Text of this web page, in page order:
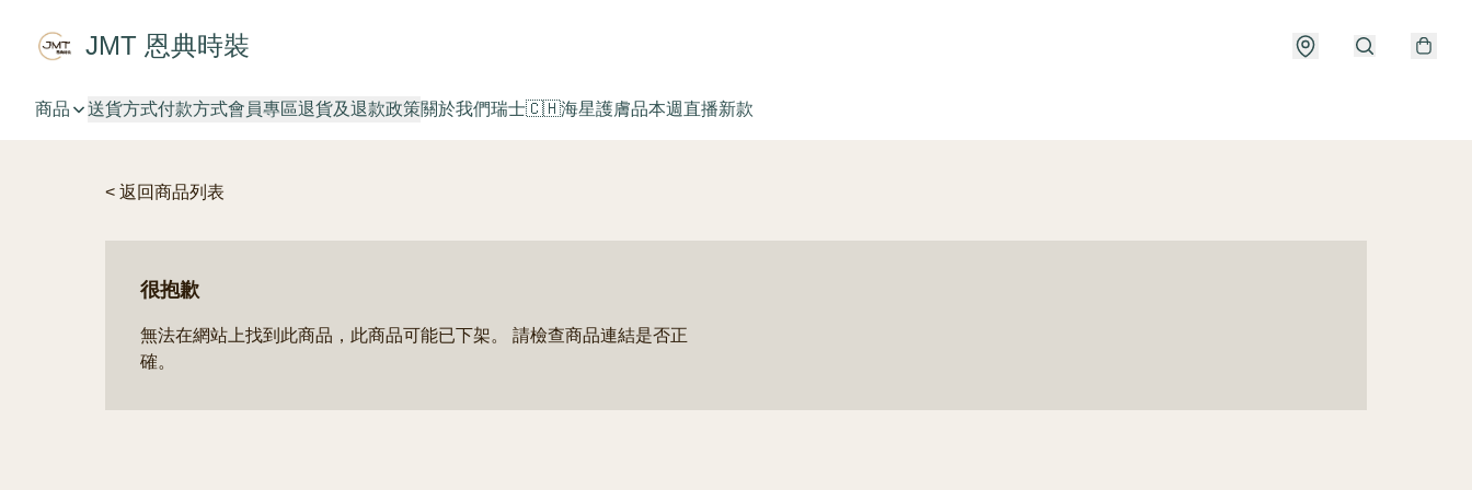
JMT 恩典時裝
商品 送貨方式付款方式會員專區退貨及退款政策關於我們瑞士🇨🇭海星護膚品本週直播新款
< 返回商品列表
很抱歉
無法在網站上找到此商品，此商品可能已下架。 請檢查商品連結是否正
確。